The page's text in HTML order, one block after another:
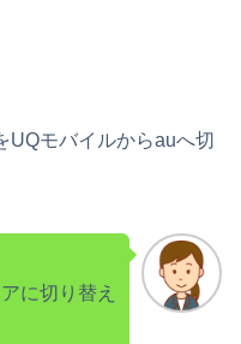
UQモバイルからauへ切
に切り替え